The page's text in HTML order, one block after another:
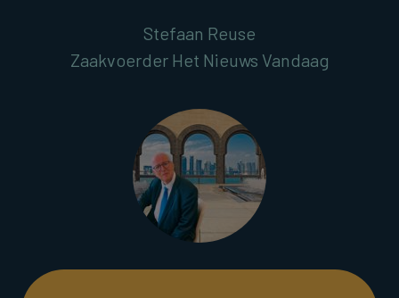
Stefaan Reuse
Zaakvoerder Het Nieuws Vandaag